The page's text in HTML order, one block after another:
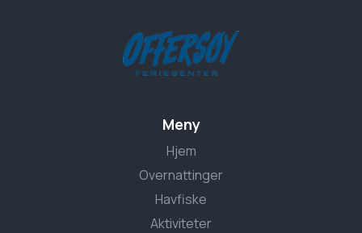
Meny
Hjem
Overnattinger
Havfiske
Aktiviteter